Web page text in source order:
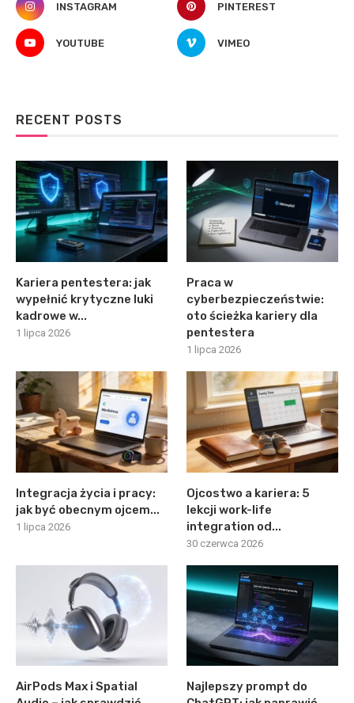
INSTAGRAM PINTEREST
YOUTUBE VIMEO
RECENT POSTS
Kariera pentestera: jak
wypełnić krytyczne luki
kadrowe w...
1 lipca 2026
Praca w
cyberbezpieczeństwie:
oto ścieżka kariery dla
pentestera
1 lipca 2026
Integracja życia i pracy:
jak być obecnym ojcem...
1 lipca 2026
Ojcostwo a kariera: 5
lekcji work-life
integration od...
30 czerwca 2026
AirPods Max i Spatial
Najlepszy prompt do